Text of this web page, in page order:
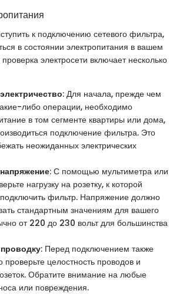
к подключению сетевого фильтра,
в состоянии электропитания в вашем
электросети включает несколько
: Для начала, прежде чем
либо операции, необходимо
в том сегменте квартиры или дома,
подключение фильтра. Это
неожиданных электрических
: С помощью мультиметра или
нагрузку на розетку, к которой
фильтр. Напряжение должно
стандартным значениям для вашего
от 220 до 230 вольт для большинства
: Перед подключением также
проверьте целостность проводов и
Обратите внимание на любые
или повреждения.